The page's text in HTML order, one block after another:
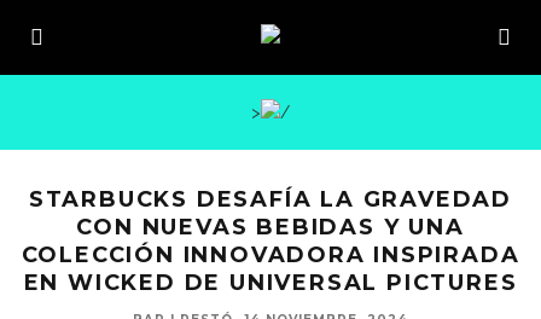
>
STARBUCKS DESAFÍA LA GRAVEDAD
CON NUEVAS BEBIDAS Y UNA
COLECCIÓN INNOVADORA INSPIRADA
EN WICKED DE UNIVERSAL PICTURES